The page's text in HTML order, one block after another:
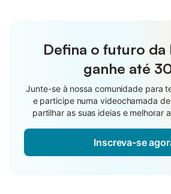
Defina o futuro da
ganhe até
Junte-se à nossa comunidade para
e participe numa videochamada
partilhar as suas ideias e melhorar
Inscreva-se